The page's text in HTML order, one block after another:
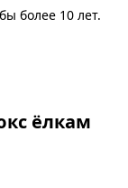
более 10 лет.
ёлкам